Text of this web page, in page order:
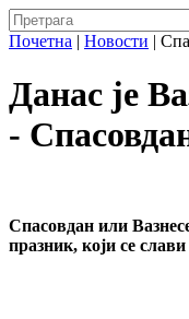
Почетна | Новости |
Данас је
-
Спасовдан или
празник, који се